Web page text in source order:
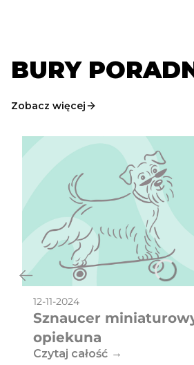
BURY
Zobacz więcej
12-11-2024
Sznaucer
opiekuna
Czytaj całość